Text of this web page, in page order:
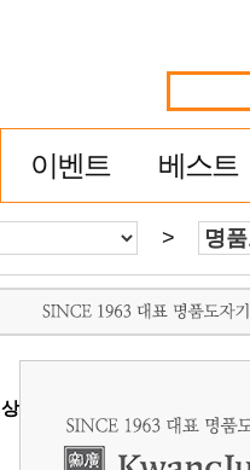
이벤트 베스트
>
상품명순